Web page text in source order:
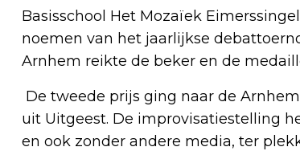
Basisschool Het Mozaïek
noemen van het jaarlijkse
Arnhem reikte de beker en de
De tweede prijs ging naar de
uit Uitgeest. De improvisatiestelling
en ook zonder andere media, ter